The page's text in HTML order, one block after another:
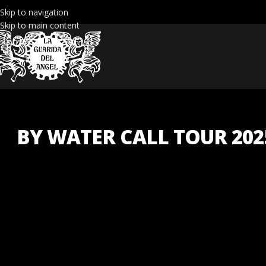
Skip to navigation
Skip to main content
BY WATER CALL TOUR